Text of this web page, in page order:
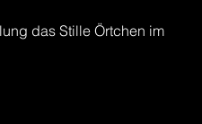
das Stille Örtchen im